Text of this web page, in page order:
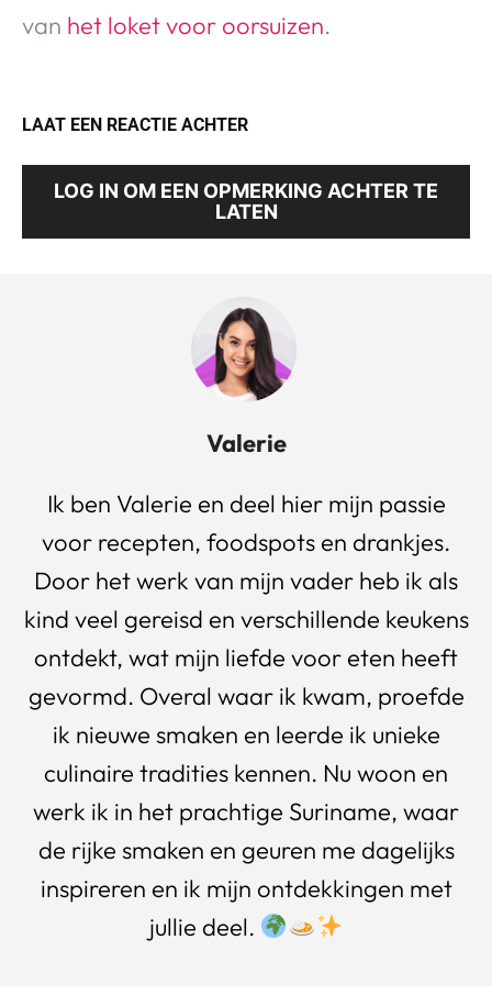
van het loket voor oorsuizen.
LAAT EEN REACTIE ACHTER
LOG IN OM EEN OPMERKING ACHTER TE
LATEN
Valerie
Ik ben Valerie en deel hier mijn passie
voor recepten, foodspots en drankjes.
Door het werk van mijn vader heb ik als
kind veel gereisd en verschillende keukens
ontdekt, wat mijn liefde voor eten heeft
gevormd. Overal waar ik kwam, proefde
ik nieuwe smaken en leerde ik unieke
culinaire tradities kennen. Nu woon en
werk ik in het prachtige Suriname, waar
de rijke smaken en geuren me dagelijks
inspireren en ik mijn ontdekkingen met
jullie deel.